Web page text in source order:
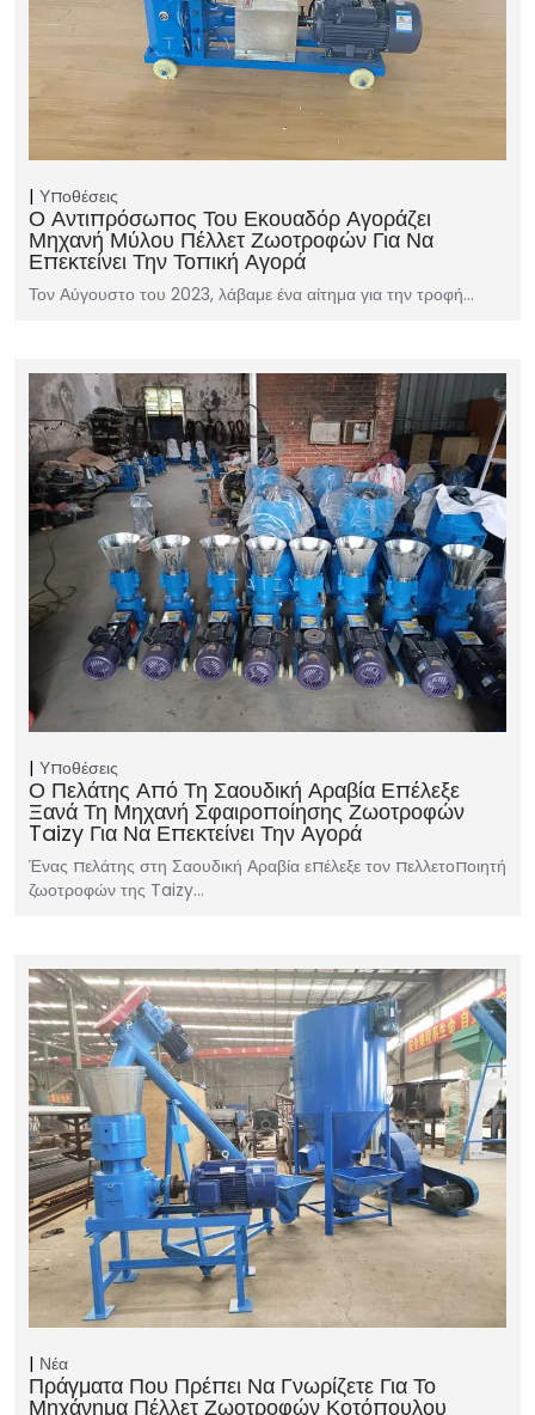
Υποθέσεις
Ο Αντιπρόσωπος Του Εκουαδόρ Αγοράζει
Μηχανή Μύλου Πέλλετ Ζωοτροφών Για Να
Επεκτείνει Την Τοπική Αγορά
Τον Αύγουστο του 2023, λάβαμε ένα αίτημα για την τροφή…
Υποθέσεις
Ο Πελάτης Από Τη Σαουδική Αραβία Επέλεξε
Ξανά Τη Μηχανή Σφαιροποίησης Ζωοτροφών
Taizy Για Να Επεκτείνει Την Αγορά
Ένας πελάτης στη Σαουδική Αραβία επέλεξε τον πελλετοποιητή
ζωοτροφών της Taizy…
Νέα
Πράγματα Που Πρέπει Να Γνωρίζετε Για Το
Μηχάνημα Πέλλετ Ζωοτροφών Κοτόπουλου